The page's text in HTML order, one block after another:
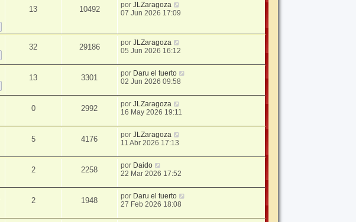
13 10492 porJLZaragoza
07 Jun 2026 17:09
32 29186 porJLZaragoza
05 Jun 2026 16:12
13 3301 por Daru el tuerto
02 Jun 2026 09:58
0 2992 porJLZaragoza
16 May 2026 19:11
5 4176 porJLZaragoza
11 Abr 2026 17:13
2 2258 por Daido
22 Mar 2026 17:52
2 1948 por Daru el tuerto
27 Feb 2026 18:08